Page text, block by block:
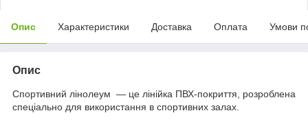
Опис Характеристики Доставка Оплата Умови
Опис
Спортивний лінолеум — це лінійка ПВХ-покриття, розроблена
спеціально для використання в спортивних залах.